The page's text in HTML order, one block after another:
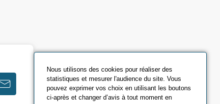
Nous utilisons des cookies pour réaliser des
statistiques et mesurer l'audience du site. Vous
pouvez exprimer vos choix en utilisant les boutons
ci-après et changer d’avis à tout moment en